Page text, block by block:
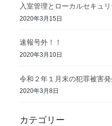
入室管理とローカルセキュ
2020年3月15日
速報号外！！
2020年3月10日
令和２年１月末の犯罪被害発
2020年3月8日
カテゴリー